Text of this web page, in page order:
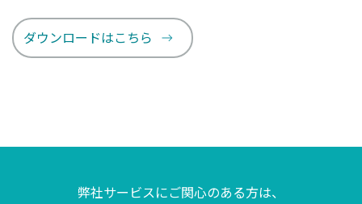
ダウンロードはこちら
弊社サービスにご関心のある方は、